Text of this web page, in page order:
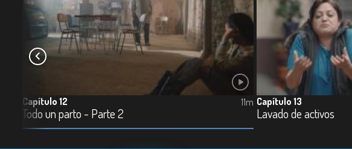
Capítulo 12
Todo un parto - Parte 2
11m Capítulo 13
Lavado de activos